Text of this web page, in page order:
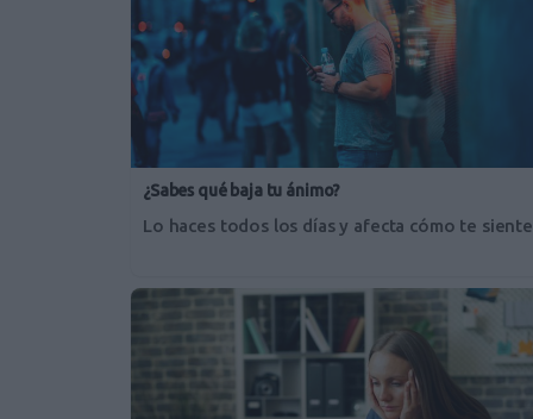
¿Sabes qué baja tu ánimo?
Lo haces todos los días y afecta cómo te